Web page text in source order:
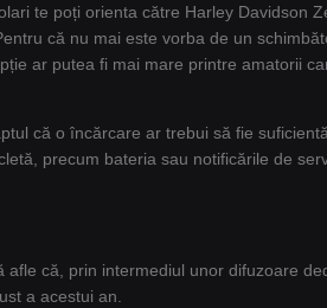
te poți orienta către Harley Davidson
că nu mai este vorba de un
ar putea fi mai mare printre amatorii
că o încărcare ar trebui să fie
precum bateria sau notificările de
că, prin intermediul unor difuzoare
a acestui an.